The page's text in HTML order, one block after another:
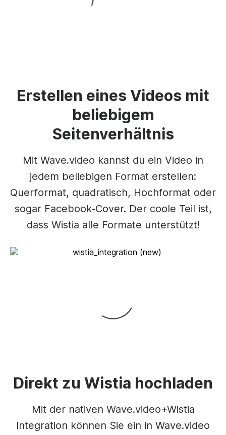
Erstellen eines Videos mit
beliebigem
Seitenverhältnis
Mit Wave.video kannst du ein Video in
jedem beliebigen Format erstellen:
Querformat, quadratisch, Hochformat oder
sogar Facebook-Cover. Der coole Teil ist,
dass Wistia alle Formate unterstützt!
Direkt zu Wistia hochladen
Mit der nativen Wave.video+Wistia
Integration können Sie ein in Wave.video